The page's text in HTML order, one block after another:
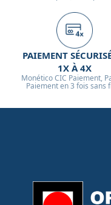
ambiante.
PAIEMENT
1X À 4X
Monético CIC Paiement,
Paiement en 3 fois sans